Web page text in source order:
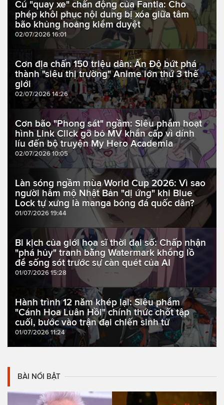
Cú "quay xe" chấn động của Fantia: Cho
phép khôi phục nội dung bị xóa giữa tâm
bão khủng hoảng kiểm duyệt
02/07/2026 16:01
Cơn địa chấn 150 triệu dân: Ấn Độ bứt phá
thành "siêu thị trường" Anime lớn thứ 3 thế
giới
02/07/2026 14:26
Cơn bão "Phong sát" ngầm: Siêu phẩm hoạt
hình Link Click gỡ bỏ MV khẩn cấp vì dính
líu đến bộ truyện My Hero Academia
02/07/2026 10:05
Làn sóng ngầm mùa World Cup 2026: Vì sao
người hâm mộ Nhật Bản "dị ứng" khi Blue
Lock tự xưng là manga bóng đá quốc dân?
01/07/2026 19:44
Bi kịch của giới họa sĩ thời đại số: Chấp nhận
"phá hủy" tranh bằng Watermark khổng lồ
để sống sót trước sự càn quét của AI
01/07/2026 15:28
Hành trình 12 năm khép lại: Siêu phẩm
"Cánh Hoa Luân Hồi" chính thức chốt tập
cuối, bước vào trận đại chiến sinh tử
01/07/2026 11:24
BÀI NỔI BẬT